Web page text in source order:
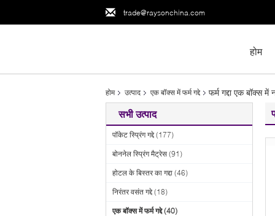
trade@raysonchina.com
होम
होम उत्पाद एक बॉक्स में फर्म गद्दे फर्म गद्दा एक बॉक्स
सभी उत्पाद
पॉकेट स्प्रिंग गद्दे (177)
बोननेल स्प्रिंग मैट्रेस (91)
होटल के बिस्तर का गद्दा (46)
निरंतर वसंत गद्दे (18)
एक बॉक्स में फर्म गद्दे (40)